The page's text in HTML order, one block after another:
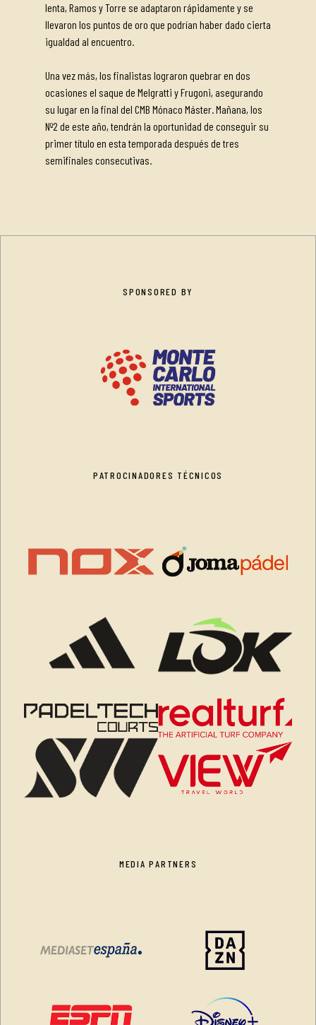
lenta, Ramos y Torre se adaptaron rápidamente y se
llevaron los puntos de oro que podrían haber dado cierta
igualdad al encuentro.
Una vez más, los finalistas lograron quebrar en dos
ocasiones el saque de Melgratti y Frugoni, asegurando
su lugar en la final del CMB Mónaco Máster. Mañana, los
Nº2 de este año, tendrán la oportunidad de conseguir su
primer título en esta temporada después de tres
semifinales consecutivas.
SPONSORED BY
PATROCINADORES TÉCNICOS
MEDIA PARTNERS